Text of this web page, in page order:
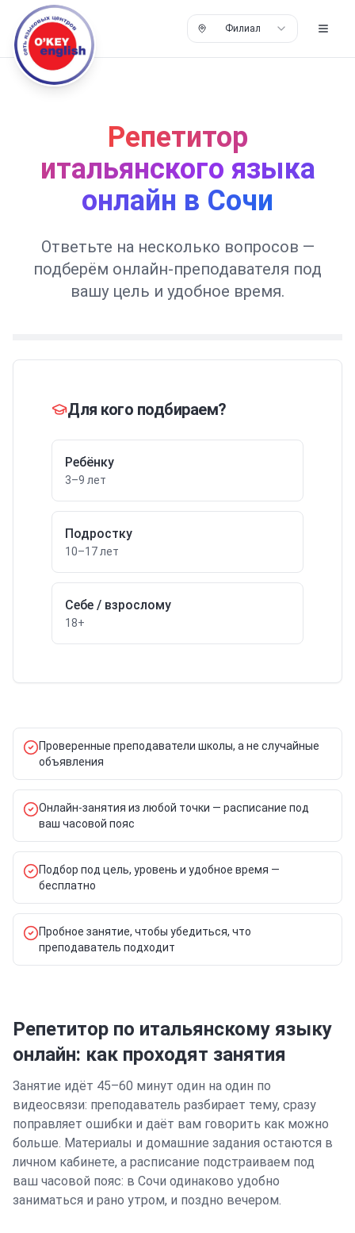
Филиал
Репетитор
итальянского языка
онлайн в Сочи
Ответьте на несколько вопросов —
подберём онлайн-преподавателя под
вашу цель и удобное время.
Для кого подбираем?
Ребёнку
3–9 лет
Подростку
10–17 лет
Себе / взрослому
18+
Проверенные преподаватели школы, а не случайные
объявления
Онлайн-занятия из любой точки — расписание под
ваш часовой пояс
Подбор под цель, уровень и удобное время —
бесплатно
Пробное занятие, чтобы убедиться, что
преподаватель подходит
Репетитор по итальянскому языку
онлайн: как проходят занятия
Занятие идёт 45–60 минут один на один по
видеосвязи: преподаватель разбирает тему, сразу
поправляет ошибки и даёт вам говорить как можно
больше. Материалы и домашние задания остаются в
личном кабинете, а расписание подстраиваем под
ваш часовой пояс: в Сочи одинаково удобно
заниматься и рано утром, и поздно вечером.